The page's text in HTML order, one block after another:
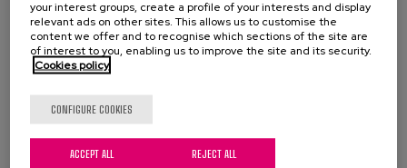
Nuestra compañera, Maider Azurmendi, directora
your interest groups, create a profile of your interests and display
relevant ads on other sites. This allows us to customise the
content we offer and to recognise which sections of the site are
of interest to you, enabling us to improve the site and its security.
Cookies policy
CONFIGURE COOKIES
REJECT ALL
ACCEPT ALL